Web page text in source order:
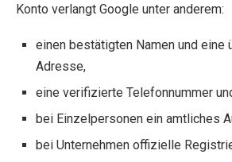
Konto verlangt Google unter anderem:
einen bestätigten Namen und eine
Adresse,
eine verifizierte Telefonnummer
bei Einzelpersonen ein amtliches
bei Unternehmen offizielle